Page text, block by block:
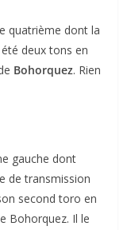
quatrième dont la
deux tons en
Bohorquez. Rien
gauche dont
de transmission
second toro en
Bohorquez. Il le